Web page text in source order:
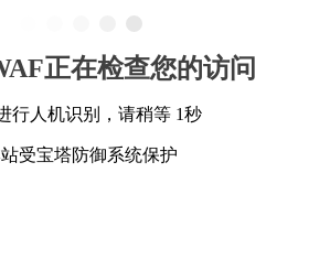
正在检查您的访问
行人机识别，请稍等 1秒
受宝塔防御系统保护